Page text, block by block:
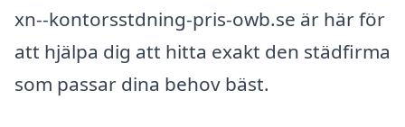
xn--kontorsstdning-pris-owb.se är här för
att hjälpa dig att hitta exakt den städfirma
som passar dina behov bäst.